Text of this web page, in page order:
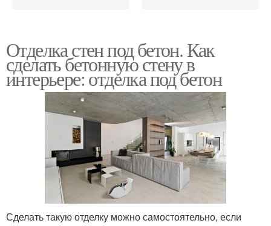
Отделка стен под бетон. Как
сделать бетонную стену в
интерьере: отделка под бетон
Сделать такую отделку можно самостоятельно, если